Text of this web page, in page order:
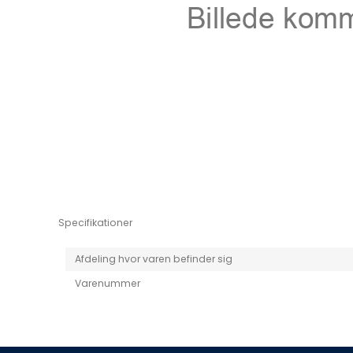
Niro EV
Specifikationer
Afdeling hvor varen befinder sig
Varenummer